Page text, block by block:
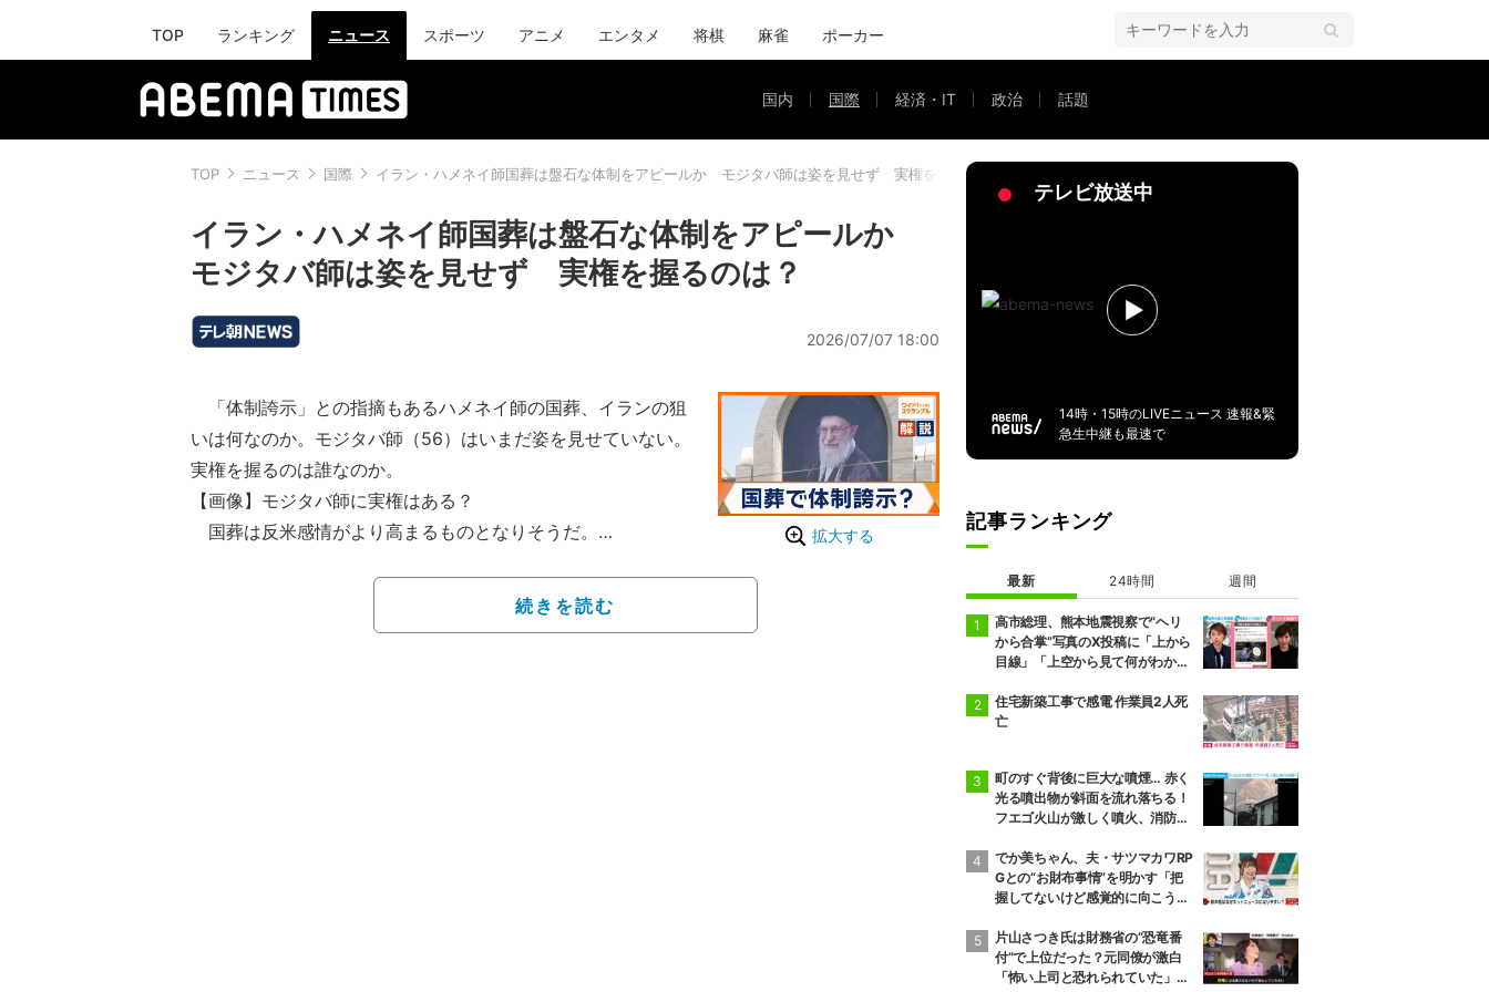
TOP ランキング ニュース スポーツ アニメ エンタメ 将棋 麻雀 ポーカー
国内 国際 経済・IT 政治 話題
TOP ニュース 国際 イラン・ハメネイ師国葬は盤石な体制をアピールか モジタバ師は姿を見せず 実権を握るのは？
イラン・ハメネイ師国葬は盤石な体制をアピールか
モジタバ師は姿を見せず 実権を握るのは？
2026/07/07 18:00
拡大する
「体制誇示」との指摘もあるハメネイ師の国葬、イランの狙
いは何なのか。モジタバ師（56）はいまだ姿を見せていない。
実権を握るのは誰なのか。
【画像】モジタバ師に実権はある？
国葬は反米感情がより高まるものとなりそうだ。
ぎ）を乗せた車列が市内を巡回。数百万人の群衆が集まったと
続きを読む
テレビ放送中
14時・15時のLIVEニュース 速報&緊
急生中継も最速で
記事ランキング
最新 24時間 週間
高市総理、熊本地震視察で“ヘリ
から合掌”写真のX投稿に「上から
目線」「上空から見て何がわか
副編集長は「SNSでの見せ方を配
慮する時代」と指摘
住宅新築工事で感電 作業員2人死
亡
町のすぐ背後に巨大な噴煙… 赤く
光る噴出物が斜面を流れ落ちる！
フエゴ火山が激しく噴火、消防隊
に追われた緊迫の現場 グアテマラ
でか美ちゃん、夫・サツマカワRP
Gとの“お財布事情”を明かす「把
握してないけど感覚的に向こうの
片山さつき氏は財務省の“恐竜番
付”で上位だった？元同僚が激白
「怖い上司と恐れられていた」